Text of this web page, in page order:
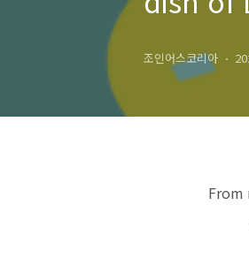
조인어스코리아
From